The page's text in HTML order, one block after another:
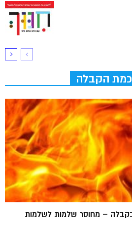
הקבלה
– מחוסר שלמות לשלמות